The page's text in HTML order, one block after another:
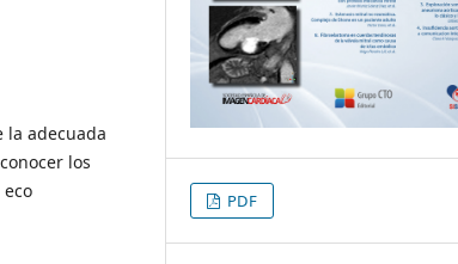
la adecuada
los
PDF